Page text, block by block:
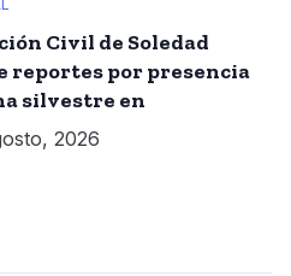
Civil de Soledad
reportes por presencia
silvestre en
2026